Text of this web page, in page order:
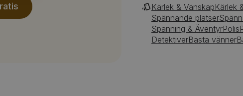
Kärlek & VänskapKärlek
Spännande platser
Spänning & ÄventyrPolis
DetektiverBästa vänner